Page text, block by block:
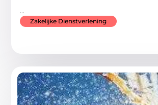
...
Zakelijke Dienstverlening